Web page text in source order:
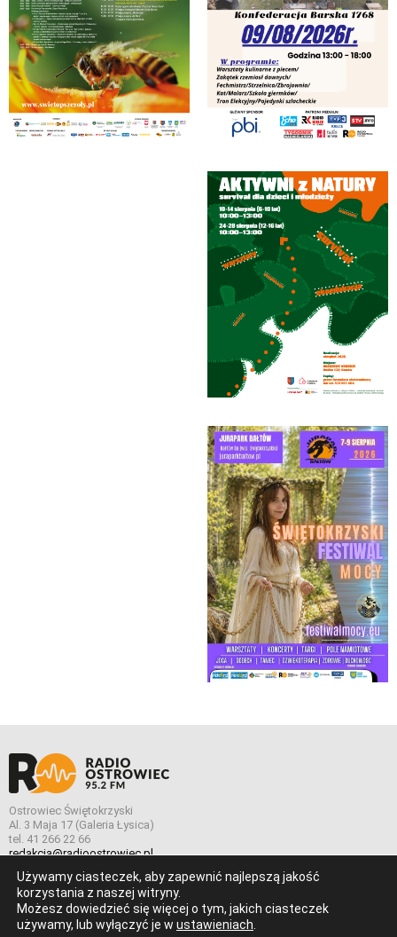
Ostrowiec Świętokrzyski
Al. 3 Maja 17 (Galeria Łysica)
tel. 41 266 22 66
redakcja@radioostrowiec.pl
© Wszelkie prawa zastrzeżone. Radio Ostrowiec 2026 Radio
Ostrowiec.
Stworzone z
Używamy ciasteczek, aby zapewnić najlepszą jakość
korzystania z naszej witryny.
Możesz dowiedzieć się więcej o tym, jakich ciasteczek
używamy, lub wyłączyć je w ustawieniach